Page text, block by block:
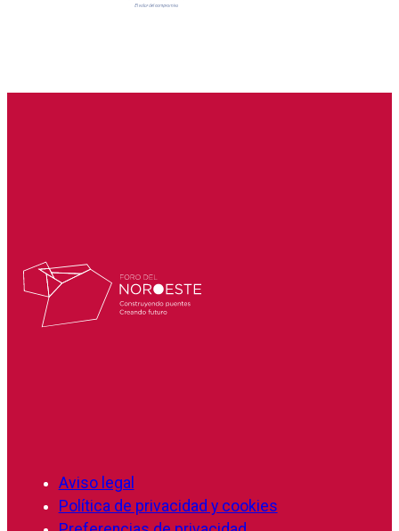
Aviso legal
Política de privacidad y cookies